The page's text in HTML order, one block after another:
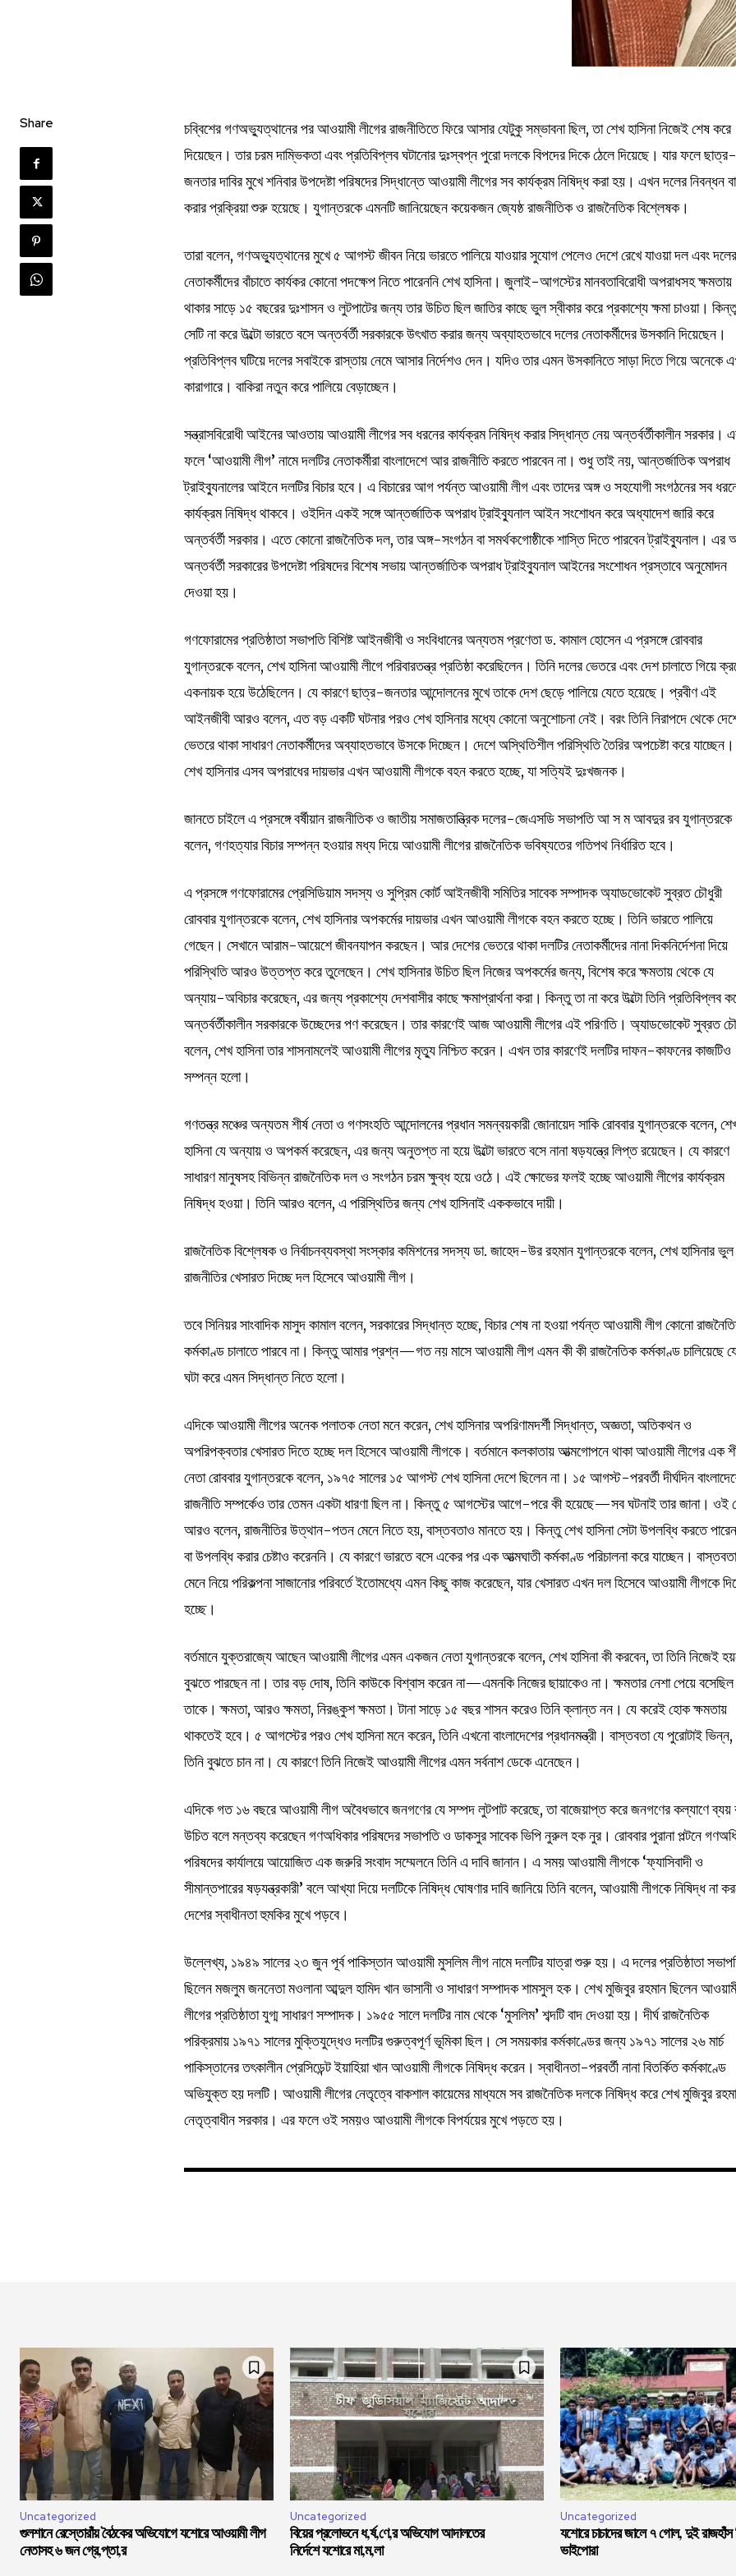
Share
চব্বিশের গণঅভ্যুত্থানের পর আওয়ামী লীগের রাজনীতিতে ফিরে আসার যেটুকু সম্ভাবনা ছিল, তা শেখ হাসিনা নিজেই শেষ করে
দিয়েছেন। তার চরম দাম্ভিকতা এবং প্রতিবিপ্লব ঘটানোর দুঃস্বপ্ন পুরো দলকে বিপদের দিকে ঠেলে দিয়েছে। যার ফলে ছাত্র-
জনতার দাবির মুখে শনিবার উপদেষ্টা পরিষদের সিদ্ধান্তে আওয়ামী লীগের সব কার্যক্রম নিষিদ্ধ করা হয়। এখন দলের নিবন্ধন
করার প্রক্রিয়া শুরু হয়েছে। যুগান্তরকে এমনটি জানিয়েছেন কয়েকজন জ্যেষ্ঠ রাজনীতিক ও রাজনৈতিক বিশ্লেষক।
তারা বলেন, গণঅভ্যুত্থানের মুখে ৫ আগস্ট জীবন নিয়ে ভারতে পালিয়ে যাওয়ার সুযোগ পেলেও দেশে রেখে যাওয়া দল এবং
নেতাকর্মীদের বাঁচাতে কার্যকর কোনো পদক্ষেপ নিতে পারেননি শেখ হাসিনা। জুলাই-আগস্টের মানবতাবিরোধী অপরাধসহ ক্ষমতায়
থাকার সাড়ে ১৫ বছরের দুঃশাসন ও লুটপাটের জন্য তার উচিত ছিল জাতির কাছে ভুল স্বীকার করে প্রকাশ্যে ক্ষমা চাওয়া।
সেটি না করে উল্টো ভারতে বসে অন্তর্বর্তী সরকারকে উৎখাত করার জন্য অব্যাহতভাবে দলের নেতাকর্মীদের উসকানি দিয়েছেন।
প্রতিবিপ্লব ঘটিয়ে দলের সবাইকে রাস্তায় নেমে আসার নির্দেশও দেন। যদিও তার এমন উসকানিতে সাড়া দিতে গিয়ে অনেকে
কারাগারে। বাকিরা নতুন করে পালিয়ে বেড়াচ্ছেন।
সন্ত্রাসবিরোধী আইনের আওতায় আওয়ামী লীগের সব ধরনের কার্যক্রম নিষিদ্ধ করার সিদ্ধান্ত নেয় অন্তর্বর্তীকালীন সরকার।
ফলে ‘আওয়ামী লীগ’ নামে দলটির নেতাকর্মীরা বাংলাদেশে আর রাজনীতি করতে পারবেন না। শুধু তাই নয়, আন্তর্জাতিক অপরাধ
ট্রাইব্যুনালের আইনে দলটির বিচার হবে। এ বিচারের আগ পর্যন্ত আওয়ামী লীগ এবং তাদের অঙ্গ ও সহযোগী সংগঠনের সব
কার্যক্রম নিষিদ্ধ থাকবে। ওইদিন একই সঙ্গে আন্তর্জাতিক অপরাধ ট্রাইব্যুনাল আইন সংশোধন করে অধ্যাদেশ জারি করে
অন্তর্বর্তী সরকার। এতে কোনো রাজনৈতিক দল, তার অঙ্গ-সংগঠন বা সমর্থকগোষ্ঠীকে শাস্তি দিতে পারবেন ট্রাইব্যুনাল। এর
অন্তর্বর্তী সরকারের উপদেষ্টা পরিষদের বিশেষ সভায় আন্তর্জাতিক অপরাধ ট্রাইব্যুনাল আইনের সংশোধন প্রস্তাবে অনুমোদন
দেওয়া হয়।
গণফোরামের প্রতিষ্ঠাতা সভাপতি বিশিষ্ট আইনজীবী ও সংবিধানের অন্যতম প্রণেতা ড. কামাল হোসেন এ প্রসঙ্গে রোববার
যুগান্তরকে বলেন, শেখ হাসিনা আওয়ামী লীগে পরিবারতন্ত্র প্রতিষ্ঠা করেছিলেন। তিনি দলের ভেতরে এবং দেশ চালাতে গিয়ে
একনায়ক হয়ে উঠেছিলেন। যে কারণে ছাত্র-জনতার আন্দোলনের মুখে তাকে দেশ ছেড়ে পালিয়ে যেতে হয়েছে। প্রবীণ এই
আইনজীবী আরও বলেন, এত বড় একটি ঘটনার পরও শেখ হাসিনার মধ্যে কোনো অনুশোচনা নেই। বরং তিনি নিরাপদে থেকে
ভেতরে থাকা সাধারণ নেতাকর্মীদের অব্যাহতভাবে উসকে দিচ্ছেন। দেশে অস্থিতিশীল পরিস্থিতি তৈরির অপচেষ্টা করে যাচ্ছেন।
শেখ হাসিনার এসব অপরাধের দায়ভার এখন আওয়ামী লীগকে বহন করতে হচ্ছে, যা সত্যিই দুঃখজনক।
জানতে চাইলে এ প্রসঙ্গে বর্ষীয়ান রাজনীতিক ও জাতীয় সমাজতান্ত্রিক দলের-জেএসডি সভাপতি আ স ম আবদুর রব যুগান্তরকে
বলেন, গণহত্যার বিচার সম্পন্ন হওয়ার মধ্য দিয়ে আওয়ামী লীগের রাজনৈতিক ভবিষ্যতের গতিপথ নির্ধারিত হবে।
এ প্রসঙ্গে গণফোরামের প্রেসিডিয়াম সদস্য ও সুপ্রিম কোর্ট আইনজীবী সমিতির সাবেক সম্পাদক অ্যাডভোকেট সুব্রত চৌধুরী
রোববার যুগান্তরকে বলেন, শেখ হাসিনার অপকর্মের দায়ভার এখন আওয়ামী লীগকে বহন করতে হচ্ছে। তিনি ভারতে পালিয়ে
গেছেন। সেখানে আরাম-আয়েশে জীবনযাপন করছেন। আর দেশের ভেতরে থাকা দলটির নেতাকর্মীদের নানা দিকনির্দেশনা দিয়ে
পরিস্থিতি আরও উত্তপ্ত করে তুলেছেন। শেখ হাসিনার উচিত ছিল নিজের অপকর্মের জন্য, বিশেষ করে ক্ষমতায় থেকে যে
অন্যায়-অবিচার করেছেন, এর জন্য প্রকাশ্যে দেশবাসীর কাছে ক্ষমাপ্রার্থনা করা। কিন্তু তা না করে উল্টো তিনি প্রতিবিপ্লব
অন্তর্বর্তীকালীন সরকারকে উচ্ছেদের পণ করেছেন। তার কারণেই আজ আওয়ামী লীগের এই পরিণতি। অ্যাডভোকেট সুব্রত
বলেন, শেখ হাসিনা তার শাসনামলেই আওয়ামী লীগের মৃত্যু নিশ্চিত করেন। এখন তার কারণেই দলটির দাফন-কাফনের কাজটিও
সম্পন্ন হলো।
গণতন্ত্র মঞ্চের অন্যতম শীর্ষ নেতা ও গণসংহতি আন্দোলনের প্রধান সমন্বয়কারী জোনায়েদ সাকি রোববার যুগান্তরকে বলেন,
হাসিনা যে অন্যায় ও অপকর্ম করেছেন, এর জন্য অনুতপ্ত না হয়ে উল্টো ভারতে বসে নানা ষড়যন্ত্রে লিপ্ত রয়েছেন। যে কারণে
সাধারণ মানুষসহ বিভিন্ন রাজনৈতিক দল ও সংগঠন চরম ক্ষুব্ধ হয়ে ওঠে। এই ক্ষোভের ফলই হচ্ছে আওয়ামী লীগের কার্যক্রম
নিষিদ্ধ হওয়া। তিনি আরও বলেন, এ পরিস্থিতির জন্য শেখ হাসিনাই এককভাবে দায়ী।
রাজনৈতিক বিশ্লেষক ও নির্বাচনব্যবস্থা সংস্কার কমিশনের সদস্য ডা. জাহেদ-উর রহমান যুগান্তরকে বলেন, শেখ হাসিনার ভুল
রাজনীতির খেসারত দিচ্ছে দল হিসেবে আওয়ামী লীগ।
তবে সিনিয়র সাংবাদিক মাসুদ কামাল বলেন, সরকারের সিদ্ধান্ত হচ্ছে, বিচার শেষ না হওয়া পর্যন্ত আওয়ামী লীগ কোনো
কর্মকাণ্ড চালাতে পারবে না। কিন্তু আমার প্রশ্ন—গত নয় মাসে আওয়ামী লীগ এমন কী কী রাজনৈতিক কর্মকাণ্ড চালিয়েছে
ঘটা করে এমন সিদ্ধান্ত নিতে হলো।
এদিকে আওয়ামী লীগের অনেক পলাতক নেতা মনে করেন, শেখ হাসিনার অপরিণামদর্শী সিদ্ধান্ত, অজ্ঞতা, অতিকথন ও
অপরিপক্বতার খেসারত দিতে হচ্ছে দল হিসেবে আওয়ামী লীগকে। বর্তমানে কলকাতায় আত্মগোপনে থাকা আওয়ামী লীগের এক
নেতা রোববার যুগান্তরকে বলেন, ১৯৭৫ সালের ১৫ আগস্ট শেখ হাসিনা দেশে ছিলেন না। ১৫ আগস্ট-পরবর্তী দীর্ঘদিন
রাজনীতি সম্পর্কেও তার তেমন একটা ধারণা ছিল না। কিন্তু ৫ আগস্টের আগে-পরে কী হয়েছে—সব ঘটনাই তার জানা। ওই
আরও বলেন, রাজনীতির উত্থান-পতন মেনে নিতে হয়, বাস্তবতাও মানতে হয়। কিন্তু শেখ হাসিনা সেটা উপলব্ধি করতে
বা উপলব্ধি করার চেষ্টাও করেননি। যে কারণে ভারতে বসে একের পর এক আত্মঘাতী কর্মকাণ্ড পরিচালনা করে যাচ্ছেন।
মেনে নিয়ে পরিকল্পনা সাজানোর পরিবর্তে ইতোমধ্যে এমন কিছু কাজ করেছেন, যার খেসারত এখন দল হিসেবে আওয়ামী লীগকে
হচ্ছে।
বর্তমানে যুক্তরাজ্যে আছেন আওয়ামী লীগের এমন একজন নেতা যুগান্তরকে বলেন, শেখ হাসিনা কী করবেন, তা তিনি নিজেই
বুঝতে পারছেন না। তার বড় দোষ, তিনি কাউকে বিশ্বাস করেন না—এমনকি নিজের ছায়াকেও না। ক্ষমতার নেশা পেয়ে বসেছিল
তাকে। ক্ষমতা, আরও ক্ষমতা, নিরঙ্কুশ ক্ষমতা। টানা সাড়ে ১৫ বছর শাসন করেও তিনি ক্লান্ত নন। যে করেই হোক ক্ষমতায়
থাকতেই হবে। ৫ আগস্টের পরও শেখ হাসিনা মনে করেন, তিনি এখনো বাংলাদেশের প্রধানমন্ত্রী। বাস্তবতা যে পুরোটাই ভিন্ন,
তিনি বুঝতে চান না। যে কারণে তিনি নিজেই আওয়ামী লীগের এমন সর্বনাশ ডেকে এনেছেন।
এদিকে গত ১৬ বছরে আওয়ামী লীগ অবৈধভাবে জনগণের যে সম্পদ লুটপাট করেছে, তা বাজেয়াপ্ত করে জনগণের কল্যাণে ব্যয়
উচিত বলে মন্তব্য করেছেন গণঅধিকার পরিষদের সভাপতি ও ডাকসুর সাবেক ভিপি নুরুল হক নুর। রোববার পুরানা পল্টনে
পরিষদের কার্যালয়ে আয়োজিত এক জরুরি সংবাদ সম্মেলনে তিনি এ দাবি জানান। এ সময় আওয়ামী লীগকে ‘ফ্যাসিবাদী ও
সীমান্তপারের ষড়যন্ত্রকারী’ বলে আখ্যা দিয়ে দলটিকে নিষিদ্ধ ঘোষণার দাবি জানিয়ে তিনি বলেন, আওয়ামী লীগকে নিষিদ্ধ না
দেশের স্বাধীনতা হুমকির মুখে পড়বে।
উল্লেখ্য, ১৯৪৯ সালের ২৩ জুন পূর্ব পাকিস্তান আওয়ামী মুসলিম লীগ নামে দলটির যাত্রা শুরু হয়। এ দলের প্রতিষ্ঠাতা
ছিলেন মজলুম জননেতা মওলানা আব্দুল হামিদ খান ভাসানী ও সাধারণ সম্পাদক শামসুল হক। শেখ মুজিবুর রহমান ছিলেন
লীগের প্রতিষ্ঠাতা যুগ্ম সাধারণ সম্পাদক। ১৯৫৫ সালে দলটির নাম থেকে ‘মুসলিম’ শব্দটি বাদ দেওয়া হয়। দীর্ঘ রাজনৈতিক
পরিক্রমায় ১৯৭১ সালের মুক্তিযুদ্ধেও দলটির গুরুত্বপূর্ণ ভূমিকা ছিল। সে সময়কার কর্মকাণ্ডের জন্য ১৯৭১ সালের ২৬ মার্চ
পাকিস্তানের তৎকালীন প্রেসিডেন্ট ইয়াহিয়া খান আওয়ামী লীগকে নিষিদ্ধ করেন। স্বাধীনতা-পরবর্তী নানা বিতর্কিত কর্মকাণ্ডে
অভিযুক্ত হয় দলটি। আওয়ামী লীগের নেতৃত্বে বাকশাল কায়েমের মাধ্যমে সব রাজনৈতিক দলকে নিষিদ্ধ করে শেখ মুজিবুর
নেতৃত্বাধীন সরকার। এর ফলে ওই সময়ও আওয়ামী লীগকে বিপর্যয়ের মুখে পড়তে হয়।
Uncategorized
গুলশানে রেস্তোরাঁয় বৈঠকের অভিযোগে যশোরে আওয়ামী লীগ
নেতাসহ ৬ জন গ্রে,প্তা,র
Uncategorized
বিয়ের প্রলোভনে ধ,র্ষ,ণে,র অভিযোগ আদালতের
নির্দেশে যশোরে মা,ম,লা
Uncategorized
যশোরে চাচাদের জালে ৭ গোল, দুই রাজহাঁস
ভাইপোরা